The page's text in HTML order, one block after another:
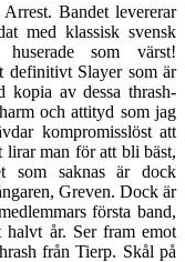
Bandet levererar
med klassisk svensk
som värst!
definitivt Slayer som är
kopia av dessa thrash-
och attityd som jag
kompromisslöst att
man för att bli bäst,
som saknas är dock
Greven. Dock är
första band,
år. Ser fram emot
från Tierp. Skål på